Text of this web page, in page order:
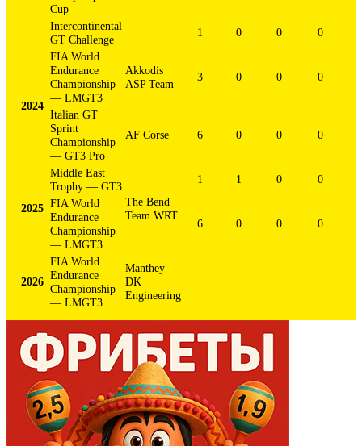
Cup
Intercontinental
GT Challenge
1 0 0 0
2024
FIA World
Endurance
Championship
— LMGT3
Akkodis
ASP Team
3 0 0 0
Italian GT
Sprint
Championship
— GT3 Pro
AF Corse 6 0 0 0
2025
Middle East
Trophy — GT3
The Bend
Team WRT
1 1 0
0
FIA World
Endurance
Championship
— LMGT3
6 0 0 0
2026
FIA World
Endurance
Championship
— LMGT3
Manthey
DK
Engineering